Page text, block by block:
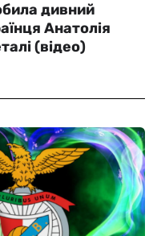
дивний
Анатолія
(відео)